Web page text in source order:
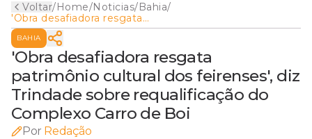
Voltar/Home/Noticias/Bahia/
'Obra desafiadora resgata
patrimônio cultural dos
feirenses', diz Trindade sobre
requalificação do Complexo
Carro de Boi
BAHIA
'Obra desafiadora resgata
patrimônio cultural dos feirenses', diz
Trindade sobre requalificação do
Complexo Carro de Boi
Por Redação